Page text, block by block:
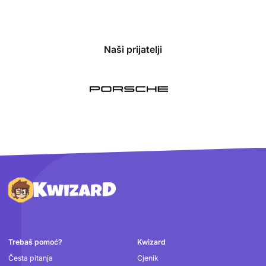
Naši prijatelji
Podnožje
Trebaš pomoć?
Česta pitanja
Kwizard
Cjenik